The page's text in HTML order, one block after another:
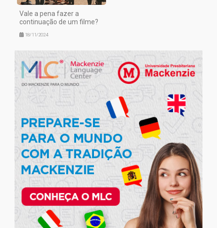
Vale a pena fazer a
continuação de um filme?
18/11/2024